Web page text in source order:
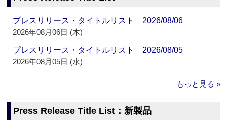
プレスリリース・タイトルリスト 2026/08/06
2026年08月06日 (木)
プレスリリース・タイトルリスト 2026/08/05
2026年08月05日 (水)
もっと見る »
Press Release Title List：新製品